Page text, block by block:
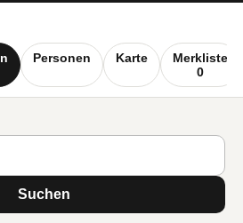
Personen Karte
Merkliste
0
Suchen